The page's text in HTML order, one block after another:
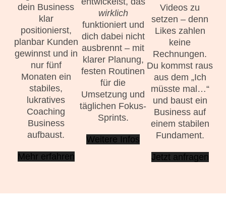
dein Business
klar
positionierst,
planbar Kunden
gewinnst und in
nur fünf
Monaten ein
stabiles,
lukratives
Coaching
Business
aufbaust.
Mehr erfahren
wirklich
funktioniert und
dich dabei nicht
ausbrennt – mit
klarer Planung,
festen Routinen
für die
Umsetzung und
täglichen Fokus-
Sprints.
Weitere Infos
Videos zu
setzen – denn
Likes zahlen
keine
Rechnungen.
Du kommst raus
aus dem „Ich
müsste mal…“
und baust ein
Business auf
einem stabilen
Fundament.
Jetzt anfragen